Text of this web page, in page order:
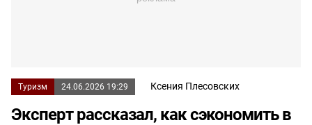
Туризм 24.06.2026 19:29 Ксения Плесовских
Эксперт рассказал, как сэкономить в